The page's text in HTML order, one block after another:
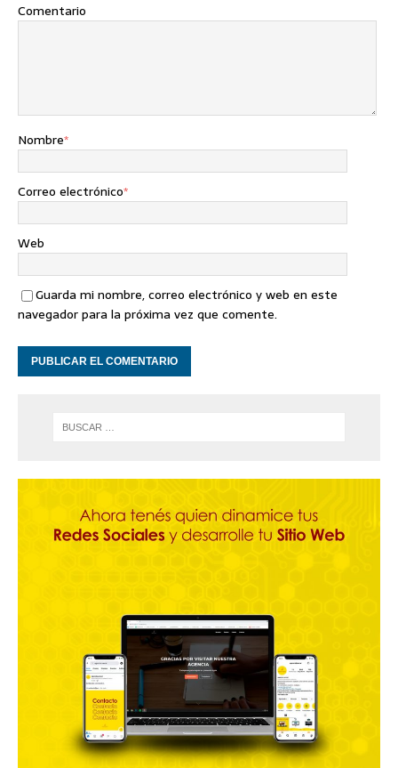
Comentario
Nombre*
Correo electrónico*
Web
Guarda mi nombre, correo electrónico y web en este
navegador para la próxima vez que comente.